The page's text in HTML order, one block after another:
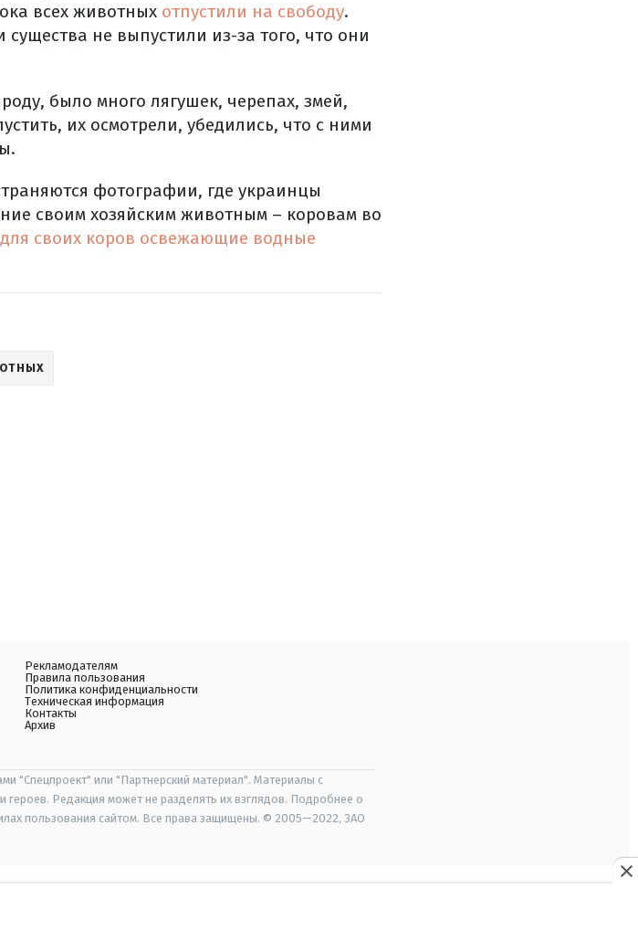
всех животных отпустили на свободу.
не выпустили из-за того, что они
было много лягушек, черепах, змей,
их осмотрели, убедились, что с ними
фотографии, где украинцы
своим хозяйским животным – коровам во
своих коров освежающие водные
Рекламодателям
Правила пользования
Политика конфиденциальности
Техническая информация
Контакты
Архив
"Спецпроект" или "Партнерский материал". Материалы с
Редакция может не разделять их взглядов. Подробнее о
пользования сайтом. Все права защищены. © 2005—2022, ЗАО